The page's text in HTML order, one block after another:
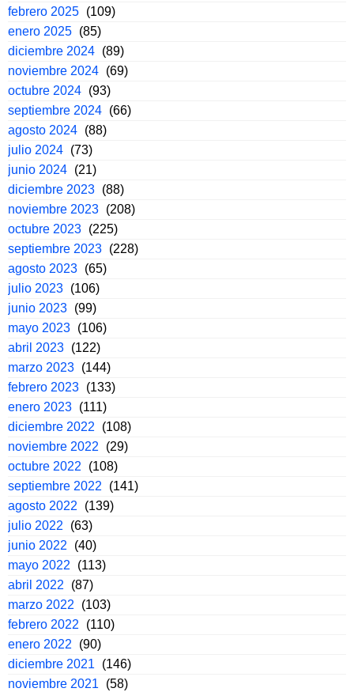
febrero 2025 (109)
enero 2025 (85)
diciembre 2024 (89)
noviembre 2024 (69)
octubre 2024 (93)
septiembre 2024 (66)
agosto 2024 (88)
julio 2024 (73)
junio 2024 (21)
diciembre 2023 (88)
noviembre 2023 (208)
octubre 2023 (225)
septiembre 2023 (228)
agosto 2023 (65)
julio 2023 (106)
junio 2023 (99)
mayo 2023 (106)
abril 2023 (122)
marzo 2023 (144)
febrero 2023 (133)
enero 2023 (111)
diciembre 2022
(108)
noviembre 2022
(29)
octubre 2022
(108)
septiembre 2022
(141)
agosto 2022
(139)
julio 2022
(63)
junio 2022
(40)
mayo 2022
(113)
abril 2022
(87)
marzo 2022
(103)
febrero 2022
(110)
enero 2022
(90)
diciembre 2021
(146)
noviembre 2021
(58)